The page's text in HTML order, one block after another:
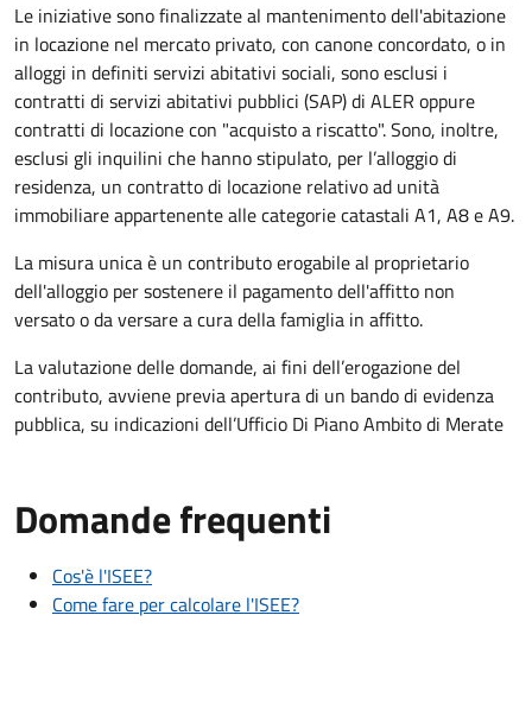
Le iniziative sono finalizzate al mantenimento dell'abitazione
in locazione nel mercato privato, con canone concordato, o in
alloggi in definiti servizi abitativi sociali, sono esclusi i
contratti di servizi abitativi pubblici (SAP) di ALER oppure
contratti di locazione con "acquisto a riscatto". Sono, inoltre,
esclusi gli inquilini che hanno stipulato, per l’alloggio di
residenza, un contratto di locazione relativo ad unità
immobiliare appartenente alle categorie catastali A1, A8 e A9.
La misura unica è un contributo erogabile al proprietario
dell'alloggio per sostenere il pagamento dell'affitto non
versato o da versare a cura della famiglia in affitto.
La valutazione delle domande, ai fini dell’erogazione del
contributo, avviene previa apertura di un bando di evidenza
pubblica, su indicazioni dell’Ufficio Di Piano Ambito di Merate
Domande frequenti
Cos'è l'ISEE?
Come fare per calcolare l'ISEE?